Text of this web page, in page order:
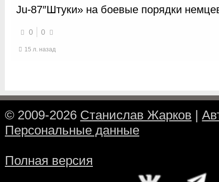
Ju-87″Штуки» на боевые порядки
0 0
15 л. назад
© 2009-2026 Станислав Жарков |
Персональные данные
Полная версия